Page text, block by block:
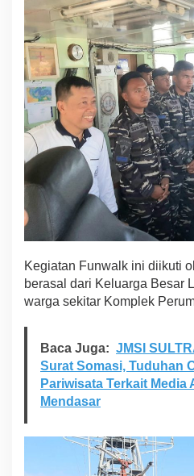
Kegiatan Funwalk ini diikuti
berasal dari Keluarga Besar
warga sekitar Komplek
Baca Juga: JMSI
Surat Somasi, Tuduhan
Pariwisata Terkait Media
Mendasar